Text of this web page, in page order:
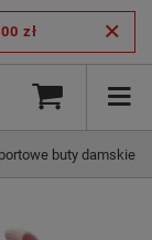
zł
buty damskie